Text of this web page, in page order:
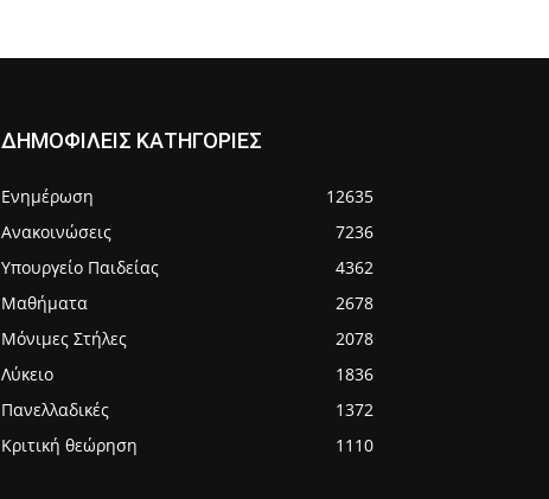
ΔΗΜΟΦΙΛΕΙΣ ΚΑΤΗΓΟΡΙΕΣ
Ενημέρωση
12635
Ανακοινώσεις
7236
Υπουργείο Παιδείας
4362
Μαθήματα
2678
Μόνιμες Στήλες
2078
Λύκειο
1836
Πανελλαδικές
1372
Κριτική θεώρηση
1110